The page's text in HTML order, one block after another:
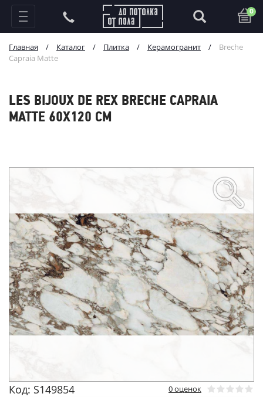
0
Главная / Каталог / Плитка / Керамогранит /
Breche
Capraia Matte
LES BIJOUX DE REX BRECHE CAPRAIA
MATTE 60X120 СМ
Код: S149854 0 оценок